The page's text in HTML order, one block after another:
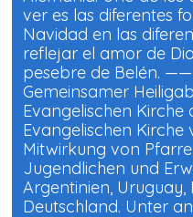
ver es las diferentes
Navidad en las
reflejar el amor de
pesebre de
Gemeinsamer
Evangelischen
Evangelischen
Mitwirkung von
Jugendlichen und
Argentinien,
Deutschland. Unter